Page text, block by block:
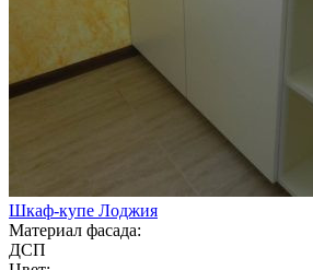
Шкаф-купе Лоджия
Материал фасада:
ДСП